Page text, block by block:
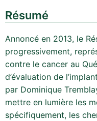
Résumé
Annoncé en 2013, le
progressivement,
contre le cancer au
d’évaluation de
par Dominique
mettre en lumière les
spécifiquement, les